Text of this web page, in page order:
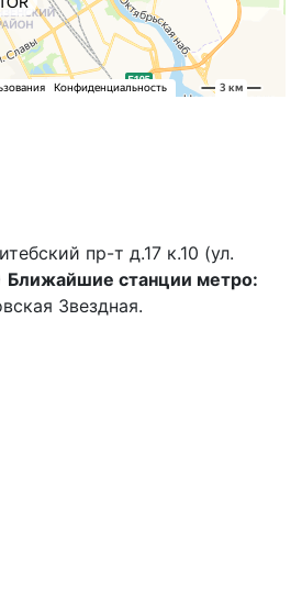
пр-т д.17 к.10 (ул.
Ближайшие станции метро:
Звездная.